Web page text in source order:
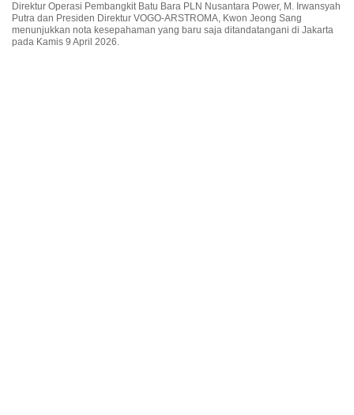
Direktur Operasi Pembangkit Batu Bara PLN Nusantara Power, M. Irwansyah
Putra dan Presiden Direktur VOGO-ARSTROMA, Kwon Jeong Sang
menunjukkan nota kesepahaman yang baru saja ditandatangani di Jakarta
pada Kamis 9 April 2026.